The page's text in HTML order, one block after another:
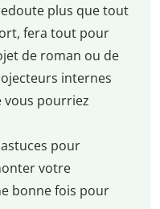
plus que tout
fera tout pour
de roman ou de
internes
pourriez
pour
votre
bonne fois pour